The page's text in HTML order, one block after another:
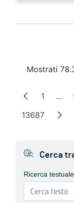
Mostrati
Pagina
1 ...
Pagina
13687
Cerca
Ricerca testuale